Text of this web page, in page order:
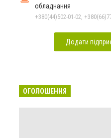
обладнання
Додати
ОГОЛОШЕННЯ